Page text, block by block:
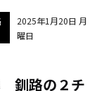
2025年1月20日 月
曜日
釧路の２チ